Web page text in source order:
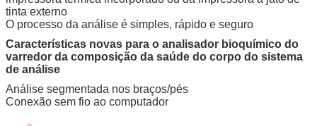
tinta externo
O processo da análise é simples, rápido e seguro
Características novas para o analisador bioquímico do
varredor da composição da saúde do corpo do sistema
de análise
Análise segmentada nos braços/pés
Conexão sem fio ao computador